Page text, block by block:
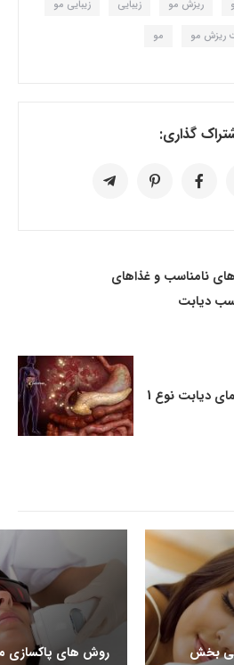
ریزش مو زیبایی زیبایی مو
ریزش مو مو
گذاری:
نامناسب و غذاهای
دیابت
دیابت نوع 1
بخش روش های پاکسازی